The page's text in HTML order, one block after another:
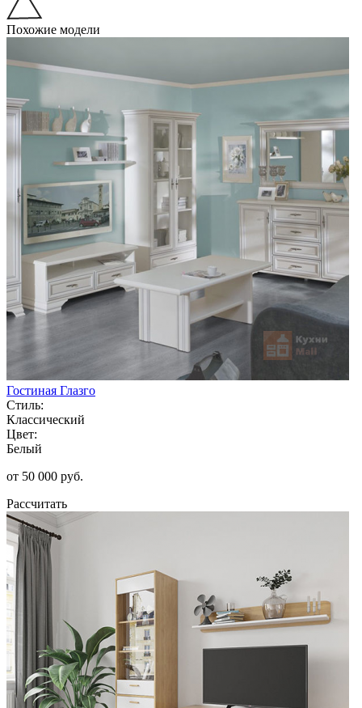
Похожие модели
Гостиная Глазго
Стиль:
Классический
Цвет:
Белый
от 50 000 руб.
Рассчитать